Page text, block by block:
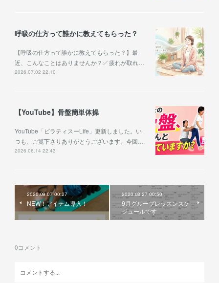
呼吸の仕方って誰かに教えてもらった？
【呼吸の仕方って誰かに教えてもらった？】最
近、こんなことはありませんか？✅ 疲れが取れ…
2026.07.02 22:10
【YouTube】骨盤簡単体操
YouTube「ピラティスーLife」更新しました。い
つも、ご覧下さりありがとうございます。今回…
2026.06.14 22:43
2020.09.07 00:27
NEW！アイテム導入！
2020.08.27 00:50
9月グループレッスンスケ
ジュールです
0コメント